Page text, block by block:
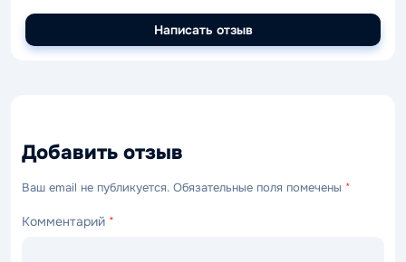
Написать отзыв
Добавить отзыв
Ваш email не публикуется. Обязательные поля помечены *
Комментарий *